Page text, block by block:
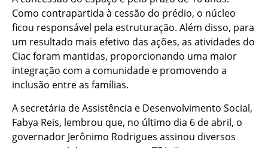
Como contrapartida à cessão do prédio, o núcleo
ficou responsável pela estruturação. Além disso, para
um resultado mais efetivo das ações, as atividades do
Ciac foram mantidas, proporcionando uma maior
integração com a comunidade e promovendo a
inclusão entre as famílias.
A secretária de Assistência e Desenvolvimento Social,
Fabya Reis, lembrou que, no último dia 6 de abril, o
governador Jerônimo Rodrigues assinou diversos